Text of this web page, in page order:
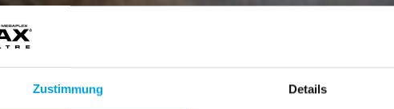
Zustimmung Details